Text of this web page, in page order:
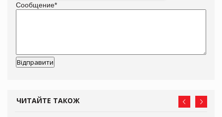
Сообщение*
ЧИТАЙТЕ ТАКОЖ